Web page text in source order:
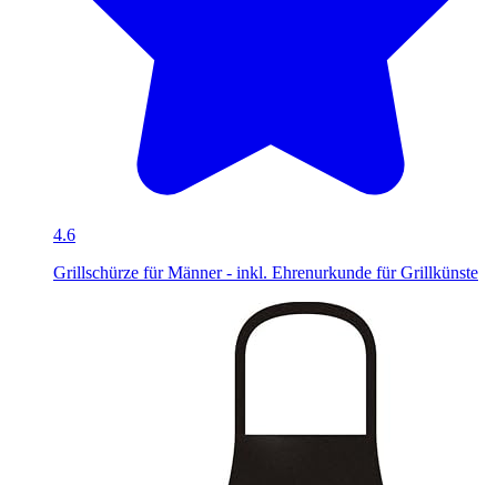
4.6
Grillschürze für Männer - inkl. Ehrenurkunde für Grillkünste